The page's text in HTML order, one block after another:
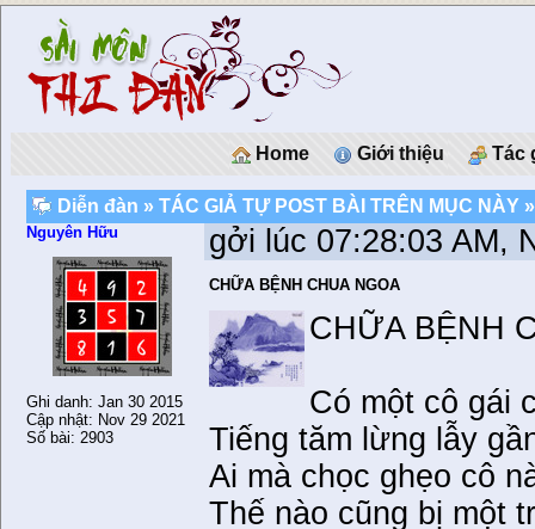
Home Giới thiệu Tác
Diễn đàn »TÁC GIẢ TỰ POST BÀI TRÊN MỤC NÀY
Nguyên Hữu
Ghi danh: Jan 30 2015
Cập nhật: Nov 29 2021
Số bài: 2903
gởi lúc 07:28:03 AM,
CHỮA BỆNH CHUA NGOA
CHỮA BỆNH
Có một cô gái
Tiếng tăm lừng lẫy
Ai mà chọc ghẹo cô
Thế nào cũng bị một